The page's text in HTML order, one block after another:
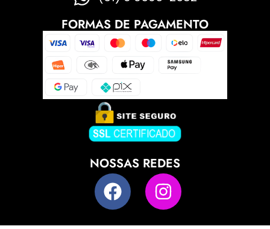
FORMAS DE PAGAMENTO
NOSSAS REDES